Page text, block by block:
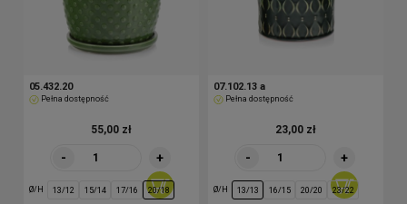
05.432.20
Pełna dostępność
55,00 zł
- +
Ø/H 13/12 15/14 17/16 20/18
07.102.13 a
Pełna dostępność
23,00 zł
- +
Ø/H 13/13 16/15 20/20 23/22